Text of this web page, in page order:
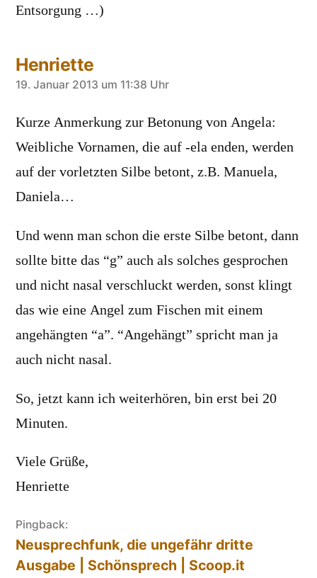
Entsorgung …)
Henriette
sagt:
19. Januar 2013 um 11:38 Uhr
Kurze Anmerkung zur Betonung von Angela:
Weibliche Vornamen, die auf -ela enden, werden
auf der vorletzten Silbe betont, z.B. Manuela,
Daniela…
Und wenn man schon die erste Silbe betont, dann
sollte bitte das “g” auch als solches gesprochen
und nicht nasal verschluckt werden, sonst klingt
das wie eine Angel zum Fischen mit einem
angehängten “a”. “Angehängt” spricht man ja
auch nicht nasal.
So, jetzt kann ich weiterhören, bin erst bei 20
Minuten.
Viele Grüße,
Henriette
Pingback:
Neusprechfunk, die ungefähr dritte
Ausgabe | Schönsprech | Scoop.it